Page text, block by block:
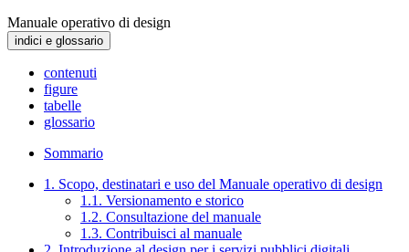
Manuale operativo di design
indici e glossario
contenuti
figure
tabelle
glossario
Sommario
1. Scopo, destinatari e uso del Manuale operativo di design
1.1. Versionamento e storico
1.2. Consultazione del manuale
1.3. Contribuisci al manuale